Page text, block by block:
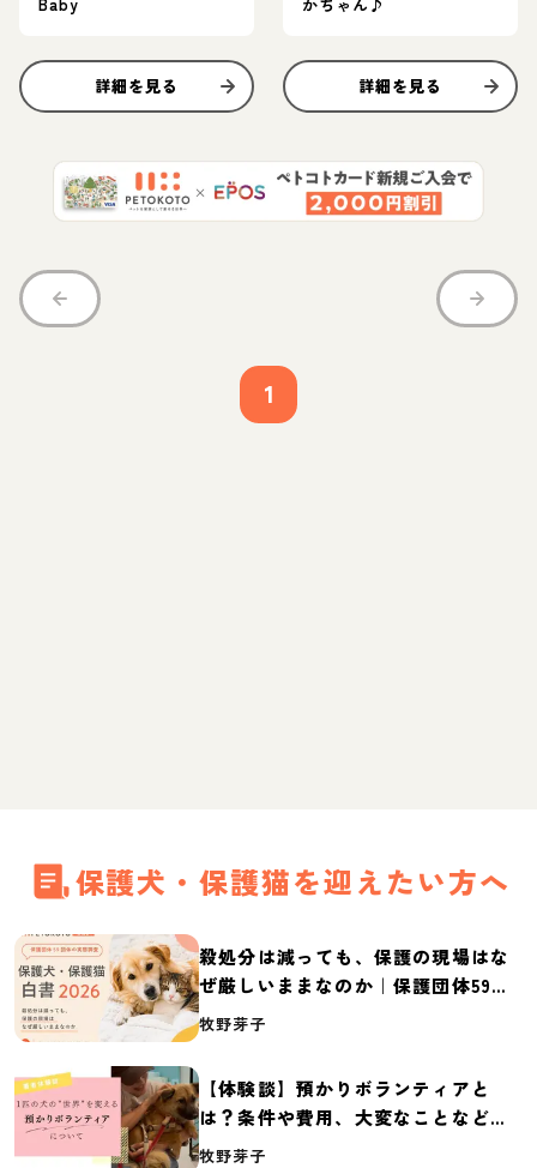
詳細を見る 詳細を見る
1
保護犬・保護猫を迎えたい方へ
殺処分は減っても、保護の現場はな
ぜ厳しいままなのか｜保護団体59団
体の実態調査【保護犬・保護猫白書
牧野芽子
【体験談】預かりボランティアと
は？条件や費用、大変なことなど紹
介
牧野芽子